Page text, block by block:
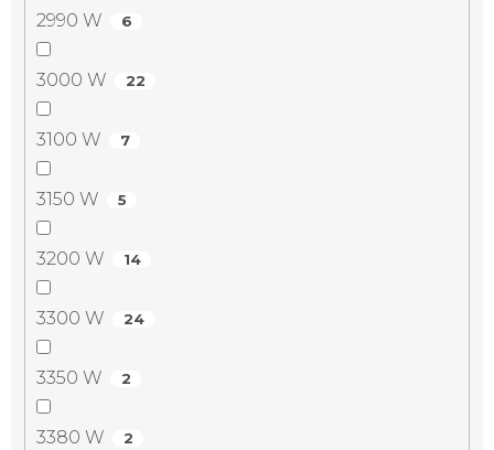
2990 W 6
3000 W 22
3100 W 7
3150 W 5
3200 W 14
3300 W 24
3350 W 2
3380 W 2